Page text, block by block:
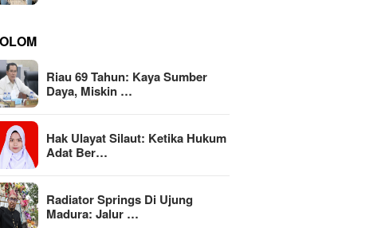
Riau 69 Tahun: Kaya Sumber
Daya, Miskin …
Hak Ulayat Silaut: Ketika Hukum
Adat Ber…
Radiator Springs Di Ujung
Madura: Jalur …